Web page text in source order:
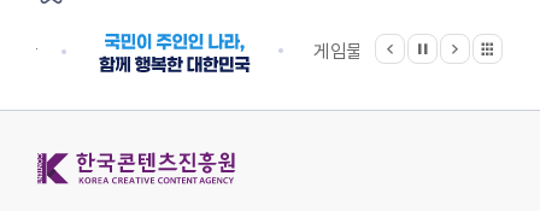
게임물관리위원회
이전
정지
다음 관련기관 전체보기